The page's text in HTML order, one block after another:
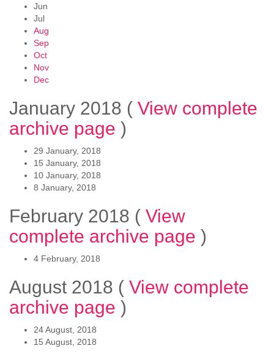
Jun
Jul
Aug
Sep
Oct
Nov
Dec
January 2018 ( View complete
archive page )
29 January, 2018
15 January, 2018
10 January, 2018
8 January, 2018
February 2018 ( View
complete archive page )
4 February, 2018
August 2018 ( View complete
archive page )
24 August, 2018
15 August, 2018